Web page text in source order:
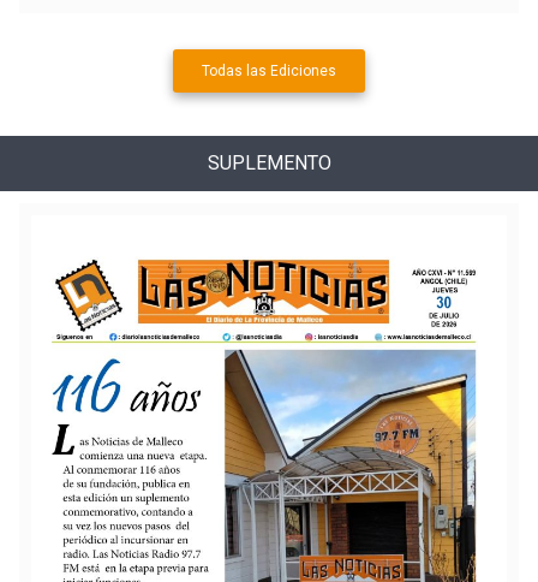
Todas las Ediciones
SUPLEMENTO